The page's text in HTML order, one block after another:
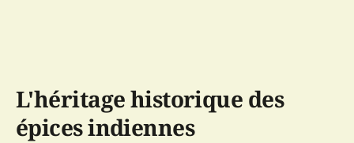
L'héritage historique des
épices indiennes